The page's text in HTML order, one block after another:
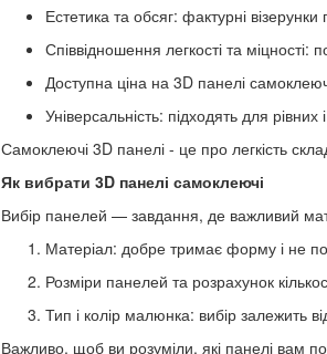
Естетика та обсяг: фактурні
Співвідношення легкості та
Доступна ціна на 3D панелі
Універсальність: підходять для
Самоклеючі 3D панелі - це про легкість
Як вибрати 3D панелі самоклеючі
Вибір панелей — завдання, де важливий
Матеріал: добре тримає форму і не
Розміри панелей та розрахунок
Тип і колір малюнка: вибір залежить
Важливо, щоб ви розуміли, які панелі вам